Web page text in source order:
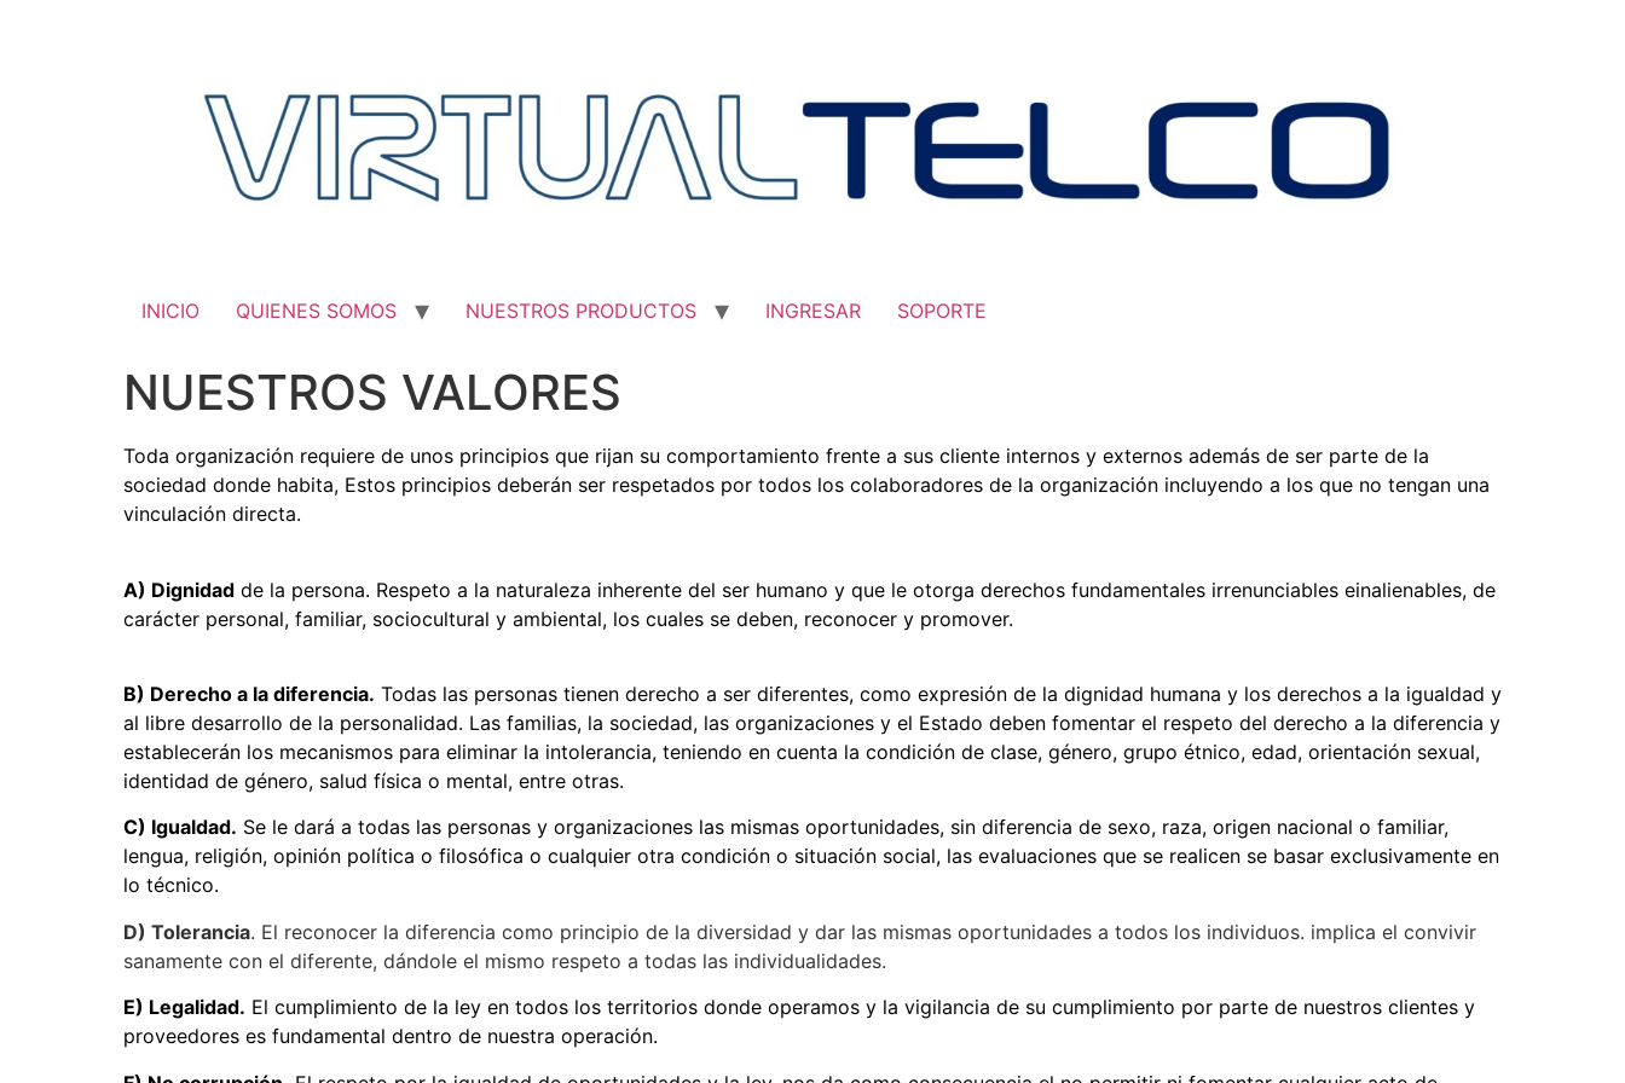
INICIO QUIENES SOMOS NUESTROS PRODUCTOS INGRESAR SOPORTE
NUESTROS VALORES
Toda organización requiere de unos principios que rijan su comportamiento frente a sus cliente internos y externos además de ser parte de la
sociedad donde habita, Estos principios deberán ser respetados por todos los colaboradores de la organización incluyendo a los que no tengan una
vinculación directa.
A) Dignidad de la persona. Respeto a la naturaleza inherente del ser humano y que le otorga derechos fundamentales irrenunciables einalienables, de
carácter personal, familiar, sociocultural y ambiental, los cuales se deben, reconocer y promover.
B) Derecho a la diferencia. Todas las personas tienen derecho a ser diferentes, como expresión de la dignidad humana y los derechos a la igualdad y
al libre desarrollo de la personalidad. Las familias, la sociedad, las organizaciones y el Estado deben fomentar el respeto del derecho a la diferencia y
establecerán los mecanismos para eliminar la intolerancia, teniendo en cuenta la condición de clase, género, grupo étnico, edad, orientación sexual,
identidad de género, salud física o mental, entre otras.
C) Igualdad. Se le dará a todas las personas y organizaciones las mismas oportunidades, sin diferencia de sexo, raza, origen nacional o familiar,
lengua, religión, opinión política o filosófica o cualquier otra condición o situación social, las evaluaciones que se realicen se basar exclusivamente en
lo técnico.
D) Tolerancia. El reconocer la diferencia como principio de la diversidad y dar las mismas oportunidades a todos los individuos. implica el convivir
sanamente con el diferente, dándole el mismo respeto a todas las individualidades.
E) Legalidad. El cumplimiento de la ley en todos los territorios donde operamos y la vigilancia de su cumplimiento por parte de nuestros clientes y
proveedores es fundamental dentro de nuestra operación.